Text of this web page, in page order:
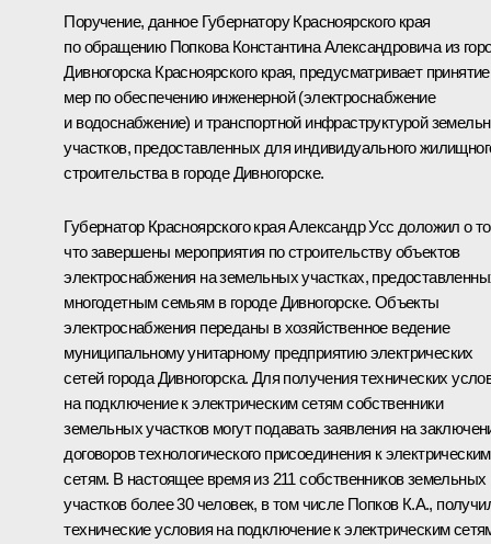
Поручение, данное Губернатору Красноярского края
по обращению Попкова Константина Александровича из
Дивногорска Красноярского края, предусматривает принятие
мер по обеспечению инженерной (электроснабжение
и водоснабжение) и транспортной инфраструктурой
участков, предоставленных для индивидуального
строительства в городе Дивногорске.
Губернатор Красноярского края Александр Усс доложил о
что завершены мероприятия по строительству объектов
электроснабжения на земельных участках,
многодетным семьям в городе Дивногорске. Объекты
электроснабжения переданы в хозяйственное ведение
муниципальному унитарному предприятию электрических
сетей города Дивногорска. Для получения технических
на подключение к электрическим сетям собственники
земельных участков могут подавать заявления на
договоров технологического присоединения к электрическим
сетям. В настоящее время из 211 собственников земельных
участков более 30 человек, в том числе Попков К.А.,
технические условия на подключение к электрическим